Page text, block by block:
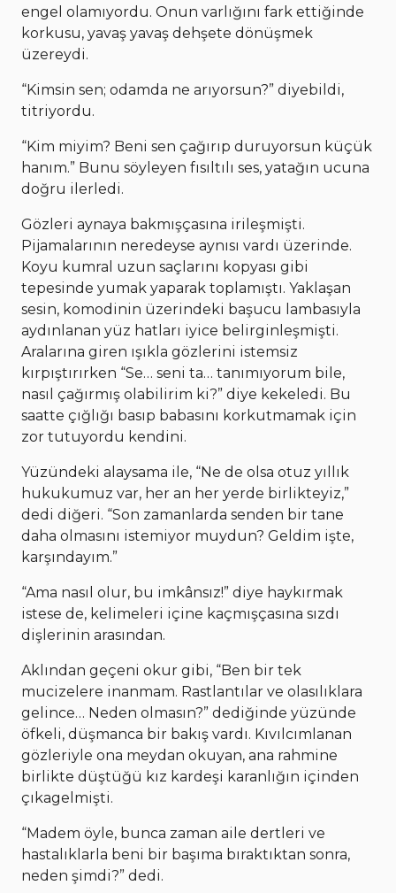
engel olamıyordu. Onun varlığını fark ettiğinde
korkusu, yavaş yavaş dehşete dönüşmek
üzereydi.
“Kimsin sen; odamda ne arıyorsun?” diyebildi,
titriyordu.
“Kim miyim? Beni sen çağırıp duruyorsun küçük
hanım.” Bunu söyleyen fısıltılı ses, yatağın ucuna
doğru ilerledi.
Gözleri aynaya bakmışçasına irileşmişti.
Pijamalarının neredeyse aynısı vardı üzerinde.
Koyu kumral uzun saçlarını kopyası gibi
tepesinde yumak yaparak toplamıştı. Yaklaşan
sesin, komodinin üzerindeki başucu lambasıyla
aydınlanan yüz hatları iyice belirginleşmişti.
Aralarına giren ışıkla gözlerini istemsiz
kırpıştırırken “Se… seni ta… tanımıyorum bile,
nasıl çağırmış olabilirim ki?” diye kekeledi. Bu
saatte çığlığı basıp babasını korkutmamak için
zor tutuyordu kendini.
Yüzündeki alaysama ile, “Ne de olsa otuz yıllık
hukukumuz var, her an her yerde birlikteyiz,”
dedi diğeri. “Son zamanlarda senden bir tane
daha olmasını istemiyor muydun? Geldim işte,
karşındayım.”
“Ama nasıl olur, bu imkânsız!” diye haykırmak
istese de, kelimeleri içine kaçmışçasına sızdı
dişlerinin arasından.
Aklından geçeni okur gibi, “Ben bir tek
mucizelere inanmam. Rastlantılar ve olasılıklara
gelince… Neden olmasın?” dediğinde yüzünde
öfkeli, düşmanca bir bakış vardı. Kıvılcımlanan
gözleriyle ona meydan okuyan, ana rahmine
birlikte düştüğü kız kardeşi karanlığın içinden
çıkagelmişti.
“Madem öyle, bunca zaman aile dertleri ve
hastalıklarla beni bir başıma bıraktıktan sonra,
neden şimdi?” dedi.